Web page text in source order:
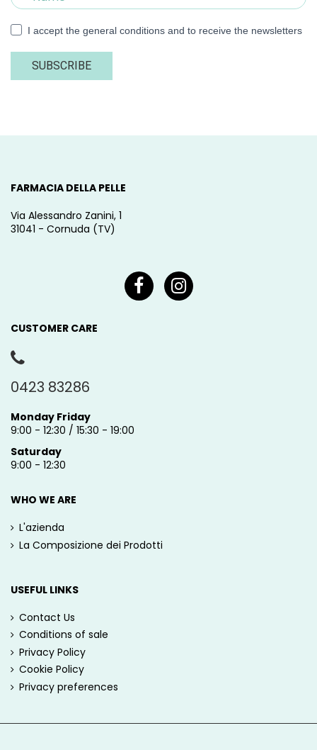
I accept the general conditions and to receive the newsletters
SUBSCRIBE
FARMACIA DELLA PELLE
Via Alessandro Zanini, 1
31041 - Cornuda (TV)
CUSTOMER CARE
0423 83286
Monday Friday
9:00 - 12:30 / 15:30 - 19:00
Saturday
9:00 - 12:30
WHO WE ARE
L'azienda
La Composizione dei Prodotti
USEFUL LINKS
Contact Us
Conditions of sale
Privacy Policy
Cookie Policy
Privacy preferences